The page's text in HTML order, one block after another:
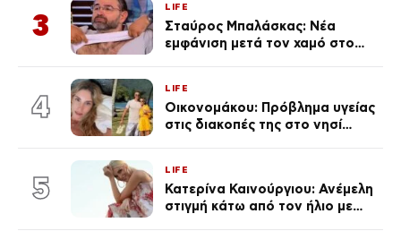
3
LIFE
Σταύρος Μπαλάσκας: Νέα
εμφάνιση μετά τον χαμό στο
4
LIFE
Οικονομάκου: Πρόβλημα υγείας
στις διακοπές της στο νησί
5
LIFE
Κατερίνα Καινούργιου: Ανέμελη
στιγμή κάτω από τον ήλιο με